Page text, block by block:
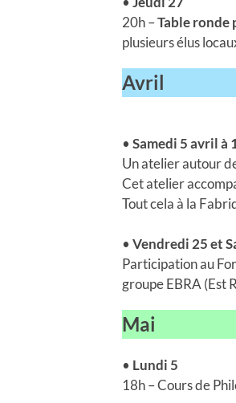
20h –Table ronde
plusieurs élus
Avril
• Samedi 5 avril à
Un atelier autour
Cet atelier
Tout cela à la
• Vendredi 25 et
Participation au
groupe EBRA (Est
Mai
• Lundi 5
18h – Cours de